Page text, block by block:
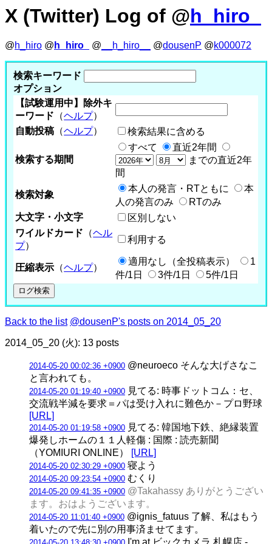
X (Twitter) Log of @h_hiro_
@h_hiro @ h_hiro_ @ __h_hiro__ @dousenP @k000072
検索キーワード
オプション
【試験運用中】除外キ
ーワード （ヘルプ）
自動投稿 （ヘルプ） 検索結果に含める
検索する期間
すべて
直近2年間
までの直近2年
間
検索対象
本人の発言・RTともに
本
人の発言のみ
RTのみ
大文字・小文字
区別しない
ワイルドカード （ヘル
プ）
利用する
圧縮表示 （ヘルプ）
適用なし（全投稿表示）
1
件/1日
3件/1日 5件/1日
Back to the list @dousenP's posts on 2014_05_20
2014_05_20 (火): 13 posts
2014-05-20 00:02:36 +0900 @neuroeco そんな大げさなこ
と言われても。
2014-05-20 01:19:40 +0900 見てる: 時事ドットコム：セ、
交流戦半減を要求＝パは受け入れに難色か－プロ野球
[URL]
2014-05-20 01:19:58 +0900 見てる: 韓国地下鉄、絶縁装置
爆発しホームの１１人軽傷 : 国際 : 読売新聞
（YOMIURI ONLINE）
[URL]
2014-05-20 02:30:29 +0900 寝よう
2014-05-20 09:23:54 +0900 むくり
2014-05-20 09:41:35 +0900 @Takahassy ありがとうござい
ます。おはようございます。
2014-05-20 11:01:40 +0900 @ignis_fatuus 了解、私はもう
着いたので先に別の用事済ませてます。
I'm at ビックカメラ 札幌店 -